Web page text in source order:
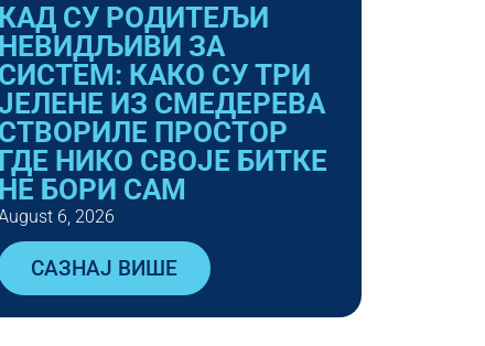
КАД СУ РОДИТЕЉИ
НЕВИДЉИВИ ЗА
СИСТЕМ: КАКО СУ ТРИ
ИЗ СМЕДЕРЕВА
СТВОРИЛЕ ПРОСТОР
ГДЕ НИКО СВОЈЕ БИТКЕ
НЕ БОРИ САМ
6, 2026
САЗНАЈ ВИШЕ